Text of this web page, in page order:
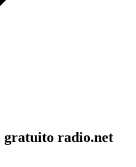
gratuito radio.net